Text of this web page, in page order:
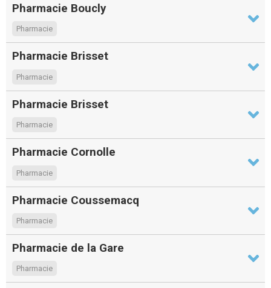
Pharmacie Boucly
Pharmacie
Pharmacie Brisset
Pharmacie
Pharmacie Brisset
Pharmacie
Pharmacie Cornolle
Pharmacie
Pharmacie Coussemacq
Pharmacie
Pharmacie de la Gare
Pharmacie